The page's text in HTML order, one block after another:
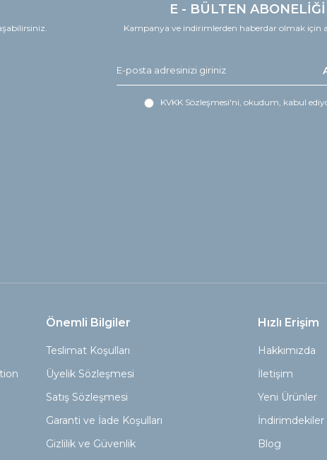
E - BÜLTEN ABONELİĞİ
Kampanya ve indirimlerden haberdar olmak için
KVKK Sözleşmesi'ni, okudum, kabul
Önemli Bilgiler
Teslimat Koşulları
Üyelik Sözleşmesi
Satış Sözleşmesi
Garanti ve İade Koşulları
Gizlilik ve Güvenlik
Hızlı Erişim
Hakkımızda
İletişim
Yeni Ürünler
İndirimdekiler
Blog